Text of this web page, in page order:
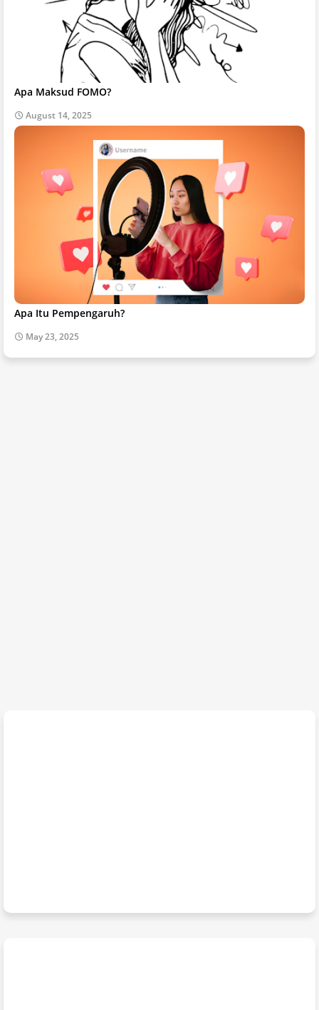
Apa Maksud FOMO?
August 14, 2025
Apa Itu Pempengaruh?
May 23, 2025